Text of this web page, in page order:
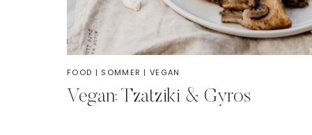
FOOD | SOMMER |VEGAN
Vegan: Tzatziki & Gyros